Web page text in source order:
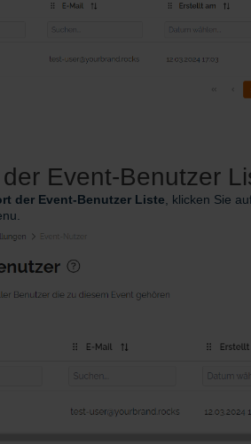
Event-Benutzer
der Event-Benutzer Liste, klicken Sie
.